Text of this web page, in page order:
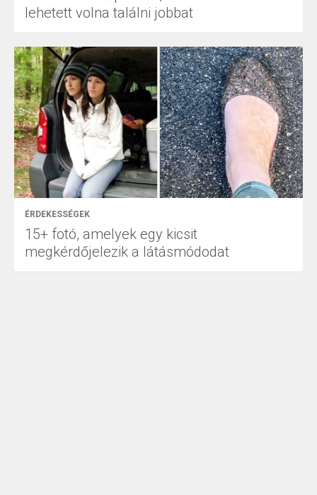
lehetett volna találni jobbat
ÉRDEKESSÉGEK
15+ fotó, amelyek egy kicsit
megkérdőjelezik a látásmódodat